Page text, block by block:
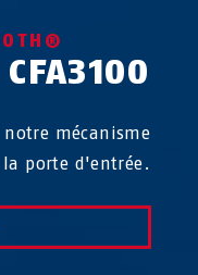
mécanisme
la porte d'entrée.